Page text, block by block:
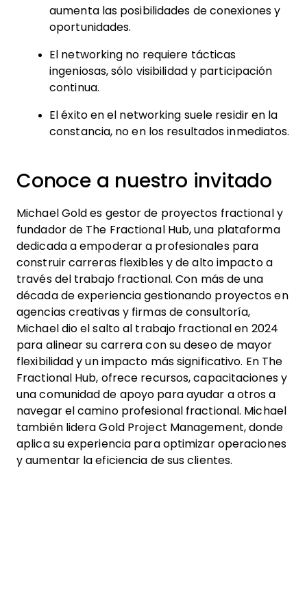
aumenta las posibilidades de conexiones y
oportunidades.
El networking no requiere tácticas
ingeniosas, sólo visibilidad y participación
continua.
El éxito en el networking suele residir en la
constancia, no en los resultados inmediatos.
Conoce a nuestro invitado
Michael Gold es gestor de proyectos fractional y
fundador de The Fractional Hub, una plataforma
dedicada a empoderar a profesionales para
construir carreras flexibles y de alto impacto a
través del trabajo fractional. Con más de una
década de experiencia gestionando proyectos en
agencias creativas y firmas de consultoría,
Michael dio el salto al trabajo fractional en 2024
para alinear su carrera con su deseo de mayor
flexibilidad y un impacto más significativo. En The
Fractional Hub, ofrece recursos, capacitaciones y
una comunidad de apoyo para ayudar a otros a
navegar el camino profesional fractional. Michael
también lidera Gold Project Management, donde
aplica su experiencia para optimizar operaciones
y aumentar la eficiencia de sus clientes.